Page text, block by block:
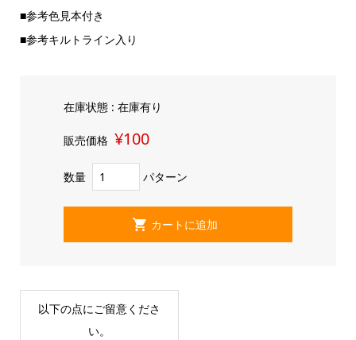
■参考色見本付き
■参考キルトライン入り
在庫状態 : 在庫有り
販売価格 ¥100
数量 パターン
以下の点にご留意くださ
い。